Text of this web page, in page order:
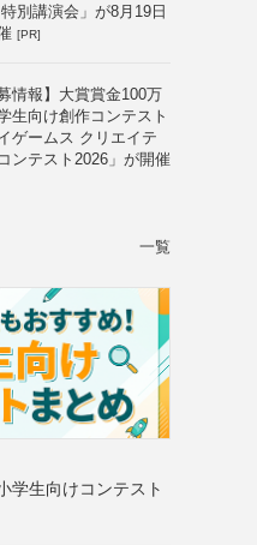
別講演会」が8月19日
[PR]
募情報】大賞賞金100万
生向け創作コンテスト
イゲームス クリエイテ
ンテスト2026」が開催
一覧
学生向けコンテスト